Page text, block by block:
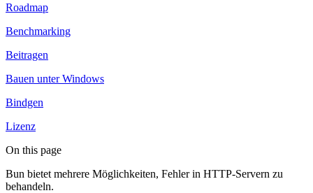
Roadmap
Benchmarking
Beitragen
Bauen unter Windows
Bindgen
Lizenz
On this page
Bun bietet mehrere Möglichkeiten, Fehler in HTTP-Servern zu
behandeln.